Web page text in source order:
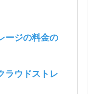
ージの料金の
ラウドストレ